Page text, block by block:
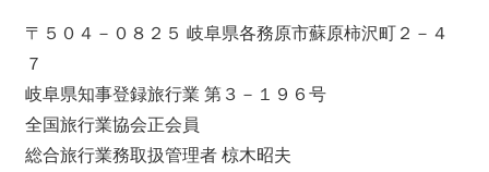
〒５０４－０８２５ 岐阜県各務原市蘇原柿沢町２－４
７
岐阜県知事登録旅行業 第３－１９６号
全国旅行業協会正会員
総合旅行業務取扱管理者 椋木昭夫